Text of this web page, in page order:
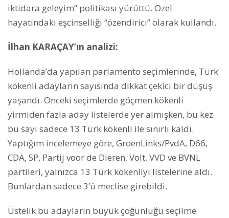
iktidara geleyim” politikası yürüttü. Özel
hayatındaki eşcinselliği “özendirici” olarak kullandı.
İlhan KARAÇAY’ın analizi:
Hollanda’da yapılan parlamento seçimlerinde, Türk
kökenli adayların sayısında dikkat çekici bir düşüş
yaşandı. Önceki seçimlerde göçmen kökenli
yirmiden fazla aday listelerde yer almışken, bu kez
bu sayı sadece 13 Türk kökenli ile sınırlı kaldı.
Yaptığım incelemeye göre, GroenLinks/PvdA, D66,
CDA, SP, Partij voor de Dieren, Volt, VVD ve BVNL
partileri, yalnızca 13 Türk kökenliyi listelerine aldı.
Bunlardan sadece 3’ü meclise girebildi.
Üstelik bu adayların büyük çoğunluğu seçilme